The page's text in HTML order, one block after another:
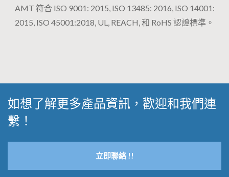
AMT 符合 ISO 9001: 2015, ISO 13485: 2016, ISO 14001:
2015, ISO 45001:2018, UL, REACH, 和 RoHS 認證標準。
如想了解更多產品資訊，歡迎和我們連
繫！
立即聯絡 !!